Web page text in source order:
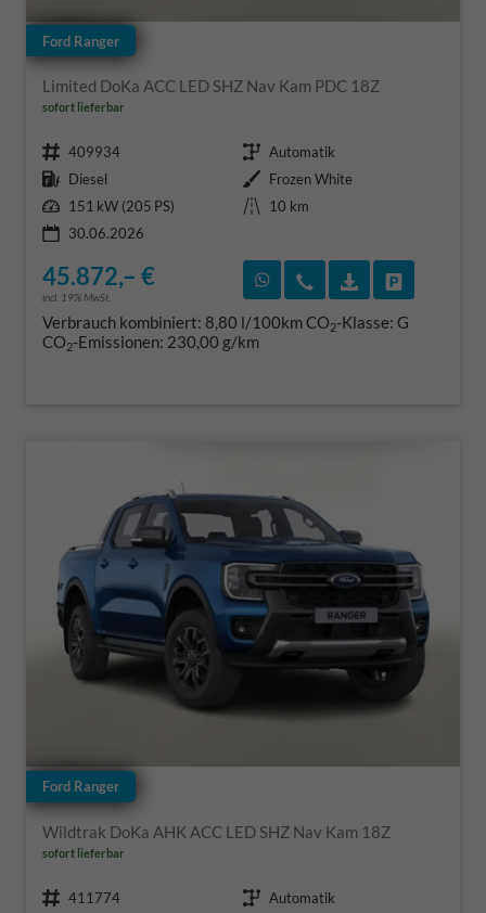
Ford Ranger
Limited DoKa ACC LED SHZ Nav Kam PDC 18Z
sofort lieferbar
Fahrzeugnr. 409934 Getriebe Automatik
Kraftstoff Diesel Außenfarbe Frozen White
Leistung 151 kW (205 PS) Kilometerstand
10 km
30.06.2026
45.872,– €
incl. 19% MwSt.
Rückruf vereinbaren
Wir rufen Sie an
Verbrauch kombiniert: 8,80 l/100kmCO2-Klasse: G
CO2-Emissionen: 230,00 g/km
Ford Ranger
Wildtrak DoKa AHK ACC LED SHZ Nav Kam 18Z
sofort lieferbar
Fahrzeugnr. 411774 Getriebe Automatik